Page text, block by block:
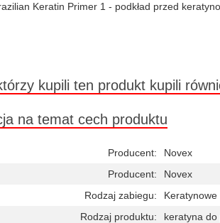
Keratin Primer 1 - podkład przed
kupili ten produkt kupili
na temat cech produktu
Producent:
Novex
Producent:
Novex
Rodzaj zabiegu:
Rodzaj produktu:
keratyna